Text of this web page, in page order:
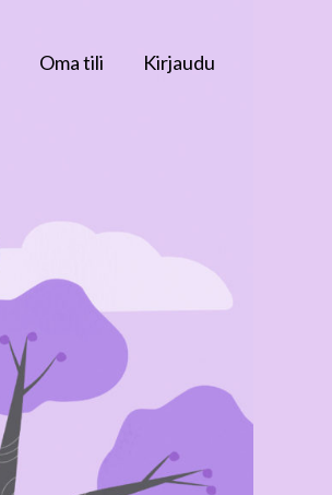
Oma tili Kirjaudu